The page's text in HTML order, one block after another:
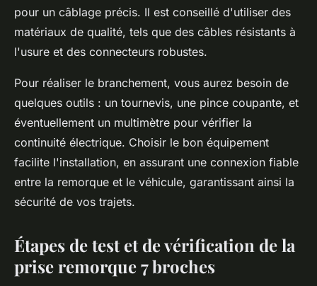
pour un câblage précis. Il est conseillé d'utiliser des
matériaux de qualité, tels que des câbles résistants à
l'usure et des connecteurs robustes.
Pour réaliser le branchement, vous aurez besoin de
quelques outils : un tournevis, une pince coupante, et
éventuellement un multimètre pour vérifier la
continuité électrique. Choisir le bon équipement
facilite l'installation, en assurant une connexion fiable
entre la remorque et le véhicule, garantissant ainsi la
sécurité de vos trajets.
Étapes de test et de vérification de la
prise remorque 7 broches